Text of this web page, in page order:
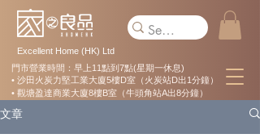
Excellent Home (HK) Ltd
門市營業時間：早上11點到7點(星期一休息)
• 沙田火炭力堅工業大廈5樓D室（火炭站D出1分鐘）
• 觀塘盈達商業大廈8樓B室（牛頭角站A出8分鐘）
文章